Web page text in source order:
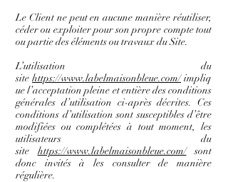
Le Client ne peut en aucune manière réutiliser,
céder ou exploiter pour son propre compte tout
ou partie des éléments ou travaux du Site.
L’utilisation du
site https://www.labelmaisonbleue.com/impliq
ue l’acceptation pleine et entière des conditions
générales d’utilisation ci-après décrites. Ces
conditions d’utilisation sont susceptibles d’être
modifiées ou complétées à tout moment, les
utilisateurs du
site https://www.labelmaisonbleue.com/sont
donc invités à les consulter de manière
régulière.